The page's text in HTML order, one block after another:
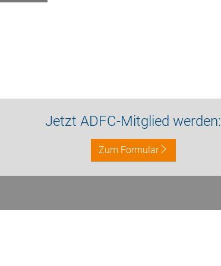
Jetzt ADFC-Mitglied werden:
Zum Formular